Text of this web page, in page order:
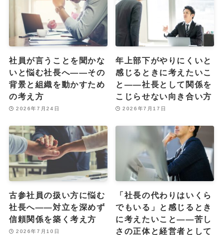
社員が言うことを聞かな
いと悩む社長へ――その
背景と組織を動かすため
の考え方
2026年7月24日
年上部下がやりにくいと
感じるときに考えたいこ
と――社長として関係を
こじらせない向き合い方
2026年7月17日
古参社員の扱い方に悩む
社長へ――対立を深めず
信頼関係を築く考え方
2026年7月10日
「社長の代わりはいくら
でもいる」と感じるとき
に考えたいこと――苦し
さの正体と経営者として